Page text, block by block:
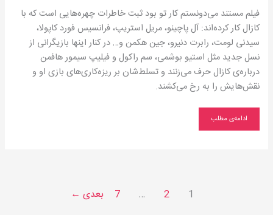
فیلم مستند می‌دونستم کار تو بود ثبت خاطرات چهره‌هایی است که با
کازال کار کرده‌اند: آل پاچینو، مریل استریپ، فرانسیس فورد کاپولا،‌
سیدنی لومت، رابرت دنیرو، جین هکمن و… در کنار اینها بازیگرانی از
نسل جدید مثل استیو بوشمی، سم راکول و فیلیپ سیمور هافمن
درباره‌ی کازال حرف می‌زنند و تسلط‌شان بر ریزه‌کاری‌های بازی‌ او و
نقش‌هایش را به رخ می‌کشند.
ادامه‌ی مطلب
1
2
…
7 بعدی ←